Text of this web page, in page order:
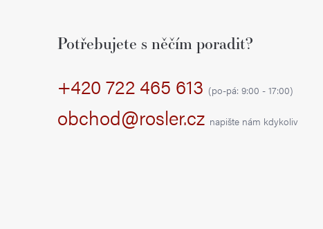
Potřebujete s něčím poradit?
+420 722 465 613 (po-pá: 9:00 - 17:00)
obchod@rosler.cz napište nám kdykoliv